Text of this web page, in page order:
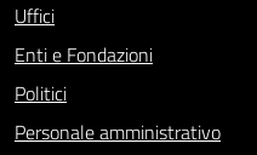
Uffici
Enti e Fondazioni
Politici
Personale amministrativo